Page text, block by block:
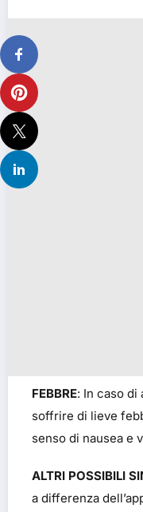
FEBBRE: In caso di
soffrire di lieve
senso di nausea e
ALTRI POSSIBILI
a differenza